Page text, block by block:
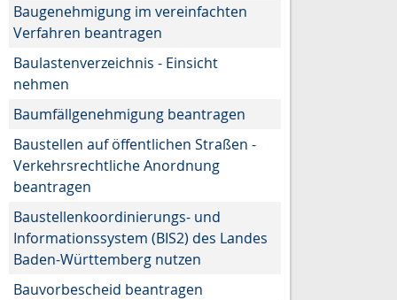
Baugenehmigung im vereinfachten
Verfahren beantragen
Baulastenverzeichnis - Einsicht
nehmen
Baumfällgenehmigung beantragen
Baustellen auf öffentlichen Straßen -
Verkehrsrechtliche Anordnung
beantragen
Baustellenkoordinierungs- und
Informationssystem (BIS2) des Landes
Baden-Württemberg nutzen
Bauvorbescheid beantragen